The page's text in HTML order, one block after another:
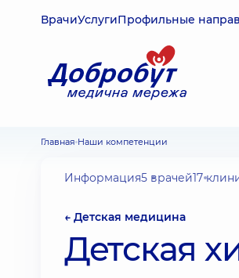
ВрачиУслугиПрофильные
Главная Наши компетенции
Информация5 врачей17
← Детская медицина
Детская